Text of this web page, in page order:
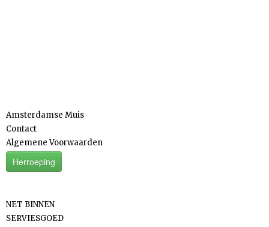
Amsterdamse Muis
Contact
Algemene Voorwaarden
Herroeping
NET BINNEN
SERVIESGOED